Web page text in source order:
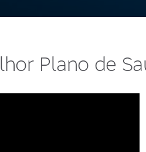
Plano de